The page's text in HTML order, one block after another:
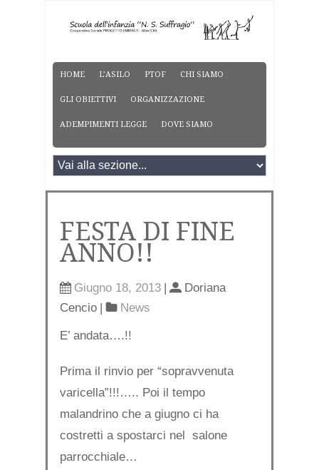
HOME L’ASILO PTOF CHI SIAMO
GLI OBIETTIVI ORGANIZZAZIONE
ADEMPIMENTI LEGGE DOVE SIAMO
FESTA DI FINE
ANNO!!
Giugno 18, 2013 |
Doriana
Cencio | News
E’ andata….!!
Prima il rinvio per “sopravvenuta
varicella”!!!….. Poi il tempo
malandrino che a giugno ci ha
costretti a spostarci nel salone
parrocchiale…